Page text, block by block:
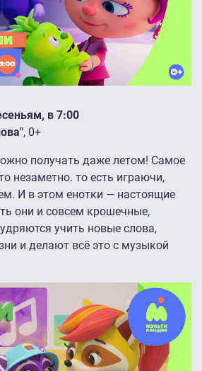
в 7:00
, 0+
получать даже летом! Самое
незаметно. то есть играючи,
И в этом енотки — настоящие
они и совсем крошечные,
учить новые слова,
и делают всё это с музыкой